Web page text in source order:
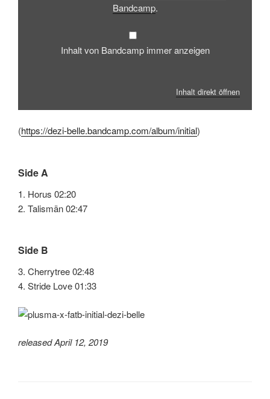
Bandcamp.
Inhalt von Bandcamp immer anzeigen
Inhalt direkt öffnen
(https://dezi-belle.bandcamp.com/album/initial)
Side A
1. Horus 02:20
2. Talismän 02:47
Side B
3. Cherrytree 02:48
4. Stride Love 01:33
released April 12, 2019